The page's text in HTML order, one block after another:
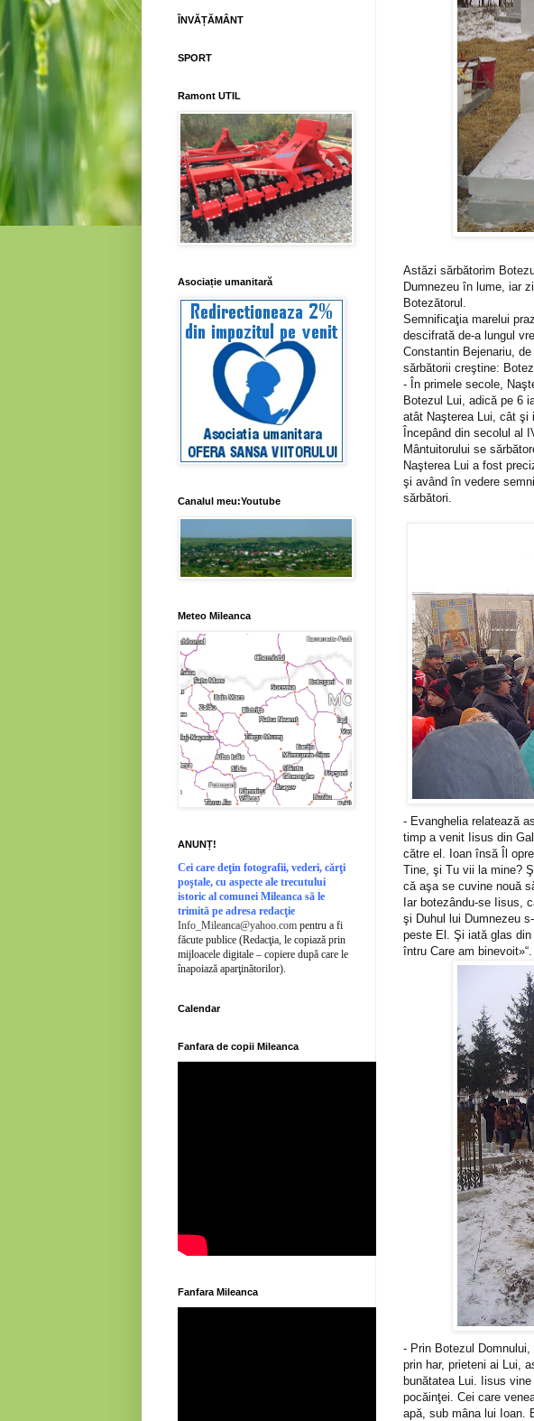
Astăzi sărbătorim
Dumnezeu în lume, iar
Botezătorul.
Semnificaţia marelui
descifrată de-a lungul
Constantin Bejenariu,
sărbătorii creştine:
- În primele secole,
Botezul Lui, adică pe 6
atât Naşterea Lui, cât şi
Începând din secolul al
Mântuitorului se
Naşterea Lui a fost
şi având în vedere
sărbători.
- Evanghelia relatează
timp a venit Iisus din
către el. Ioan însă Îl
Tine, şi Tu vii la mine?
că aşa se cuvine nouă
Iar botezându-se Iisus,
şi Duhul lui Dumnezeu
peste El. Şi iată glas
întru Care am
- Prin Botezul
prin har, prieteni ai Lui,
bunătatea Lui. Iisus
pocăinţei. Cei care
apă, sub mâna lui Ioan.
ÎNVĂȚĂMÂNT
SPORT
Ramont UTIL
Asociație umanitară
Canalul meu:Youtube
Meteo Mileanca
ANUNȚ!
Cei care deţin fotografii, vederi, cărţi
poştale, cu aspecte ale trecutului
istoric al comunei Mileanca să le
trimită pe adresa redacţie
Info_Mileanca@yahoo.com pentru a fi
făcute publice (Redacţia, le copiază prin
mijloacele digitale – copiere după care le
înapoiază aparţinătorilor).
Calendar
Fanfara de copii Mileanca
Fanfara Mileanca